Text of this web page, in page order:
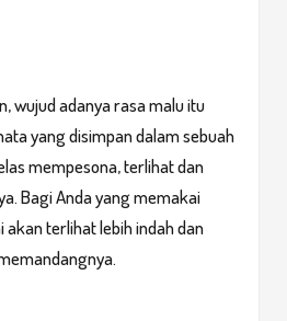
wujud adanya rasa malu itu
yang disimpan dalam sebuah
mempesona, terlihat dan
Bagi Anda yang memakai
akan terlihat lebih indah dan